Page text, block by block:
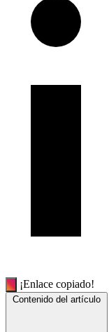
¡Enlace copiado!
Contenido del artículo